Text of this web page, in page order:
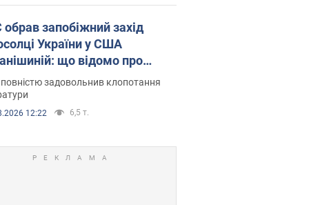
захід
України у США
що відомо про
задовольнив клопотання
12:22 6,5 т.